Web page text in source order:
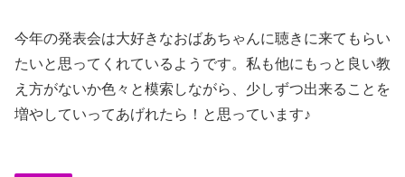
今年の発表会は大好きなおばあちゃんに聴きに来てもらい
たいと思ってくれているようです。私も他にもっと良い教
え方がないか色々と模索しながら、少しずつ出来ることを
増やしていってあげれたら！と思っています♪